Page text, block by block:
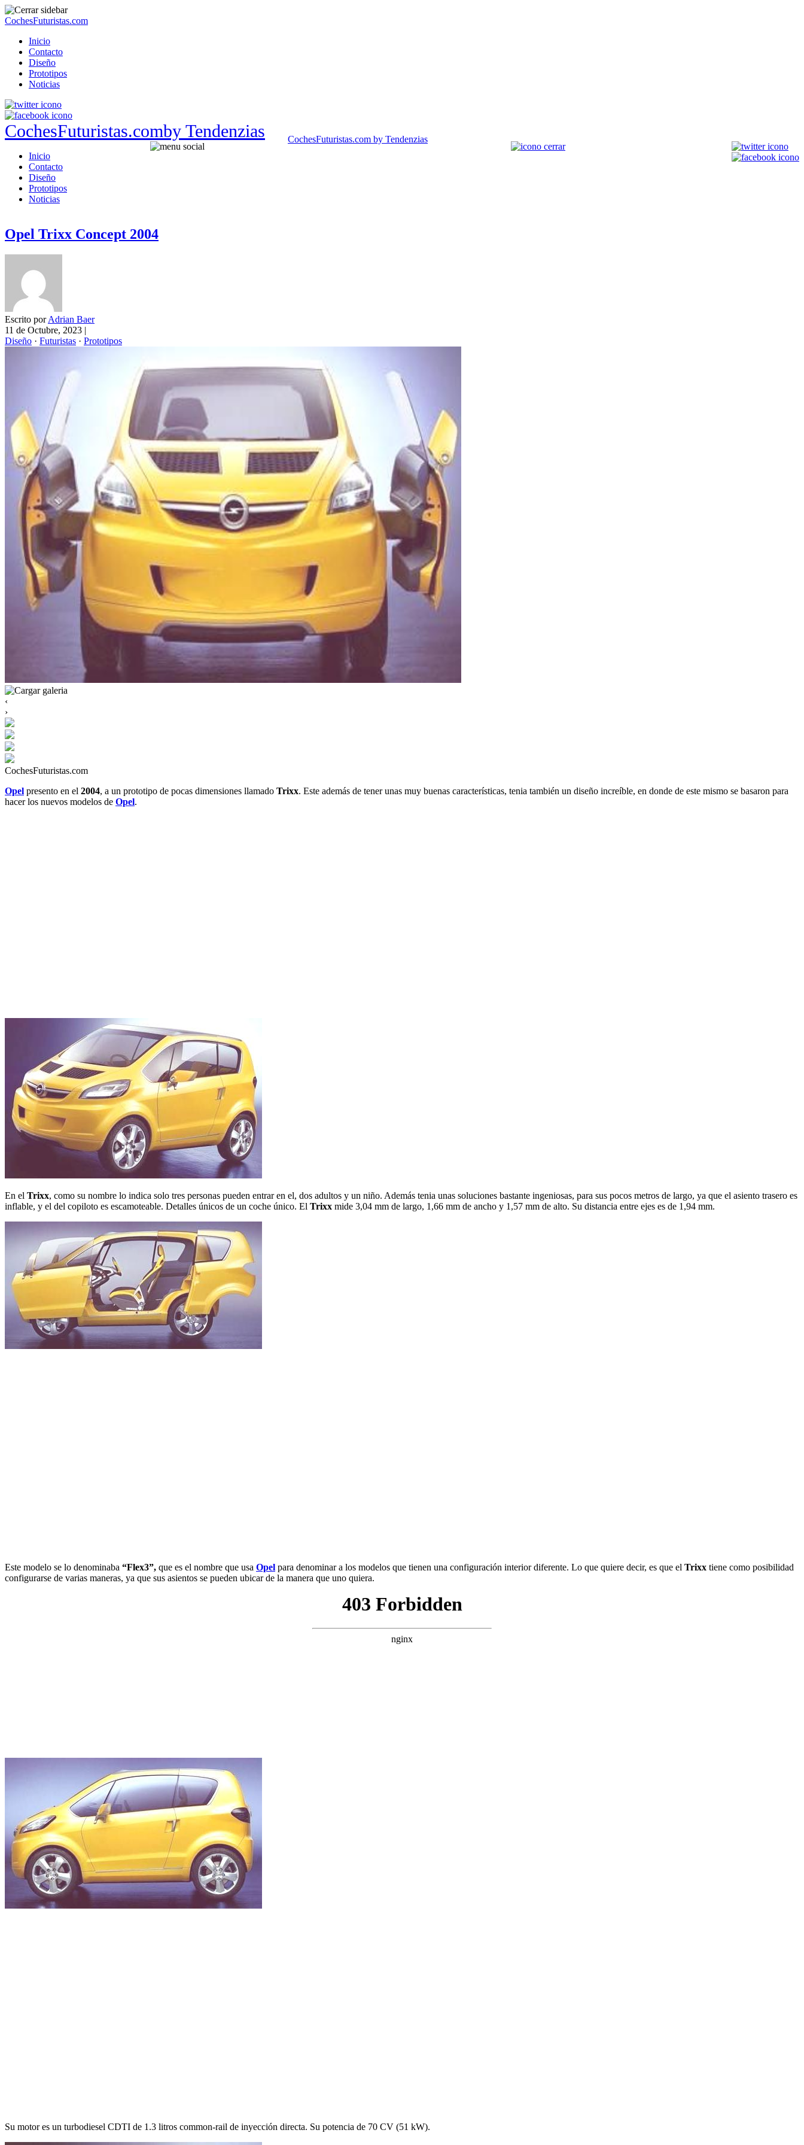
CochesFuturistas.com
Inicio
Contacto
Diseño
Prototipos
Noticias
CochesFuturistas.comby Tendenzias
Inicio
Contacto
Diseño
Prototipos
Noticias
CochesFuturistas.com by Tendenzias
Opel Trixx Concept 2004
Escrito porAdrian Baer
11 de Octubre, 2023 |
Diseño · Futuristas · Prototipos
‹
›
CochesFuturistas.com
Opel presento en el 2004, a un prototipo de pocas dimensiones llamado Trixx. Este además de tener unas muy buenas características, tenia también un diseño increíble, en donde de este mismo se basaron para
hacer los nuevos modelos de Opel.
En el Trixx, como su nombre lo indica solo tres personas pueden entrar en el, dos adultos y un niño. Además tenia unas soluciones bastante ingeniosas, para sus pocos metros de largo, ya que el asiento trasero es
inflable, y el del copiloto es escamoteable. Detalles únicos de un coche único. El Trixx mide 3,04 mm de largo, 1,66 mm de ancho y 1,57 mm de alto. Su distancia entre ejes es de 1,94 mm.
Este modelo se lo denominaba “Flex3”, que es el nombre que usa Opel para denominar a los modelos que tienen una configuración interior diferente. Lo que quiere decir, es que el Trixx tiene como posibilidad
configurarse de varias maneras, ya que sus asientos se pueden ubicar de la manera que uno quiera.
Su motor es un turbodiesel CDTI de 1.3 litros common-rail de inyección directa. Su potencia de 70 CV (51 kW).